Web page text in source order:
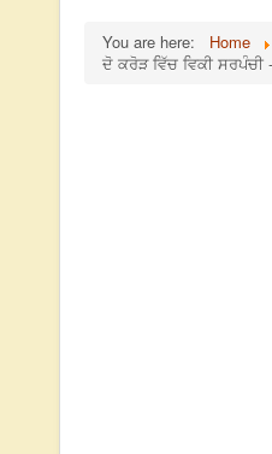
You are here: Home
ਦੋ ਕਰੋੜ ਵਿੱਚ ਵਿਕੀ